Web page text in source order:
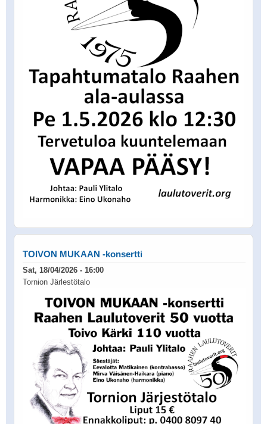
TOIVON MUKAAN -konsertti
Sat, 18/04/2026 - 16:00
Tornion Järlestötalo